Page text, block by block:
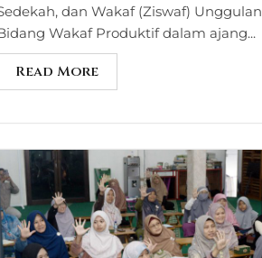
dan Wakaf (Ziswaf) Unggulan
Wakaf Produktif dalam ajang...
Read More